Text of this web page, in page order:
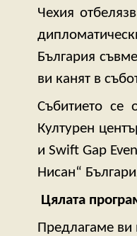
Чехия
България
ви канят в
Събитието се
Културен
и Swift Gap
Нисан“
Цялата
Предлагаме ви